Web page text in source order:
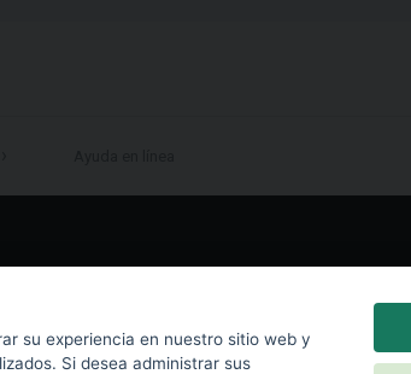
su experiencia en nuestro sitio web y
Si desea administrar sus